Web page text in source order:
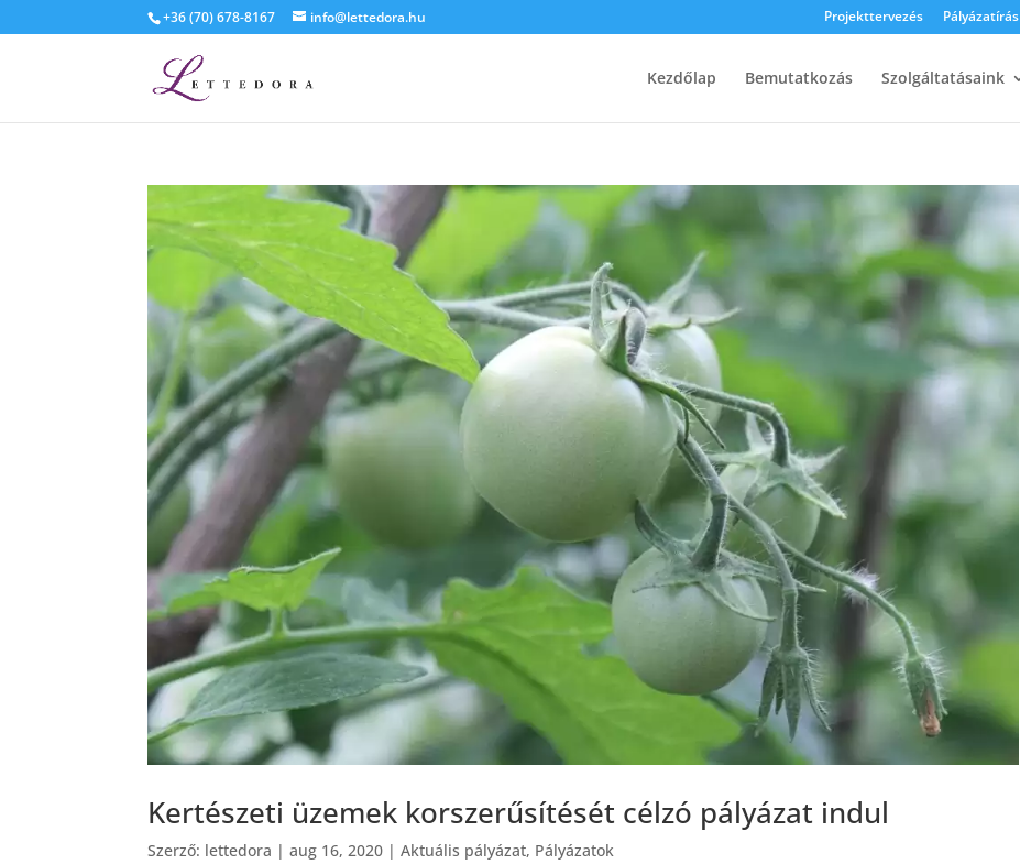
+36 (70) 678-8167 info@lettedora.hu Projekttervezés Pályázatírás
Kezdőlap Bemutatkozás Szolgáltatásaink
Kertészeti üzemek korszerűsítését célzó pályázat indul
Szerző: lettedora |aug 16, 2020 |Aktuális pályázat, Pályázatok